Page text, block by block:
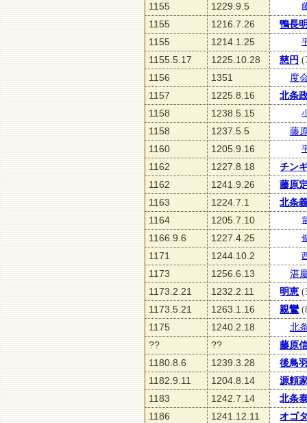
1155
1229.9.5
1155 1216.7.26
鴨長
1155
1214.1.25
1155.5.17 1225.10.28 慈円
1156
1351
度
1157
1225.8.16
北条
1158
1238.5.15
1158 1237.5.5
藤
1160
1205.9.16
1162 1227.8.18
チン
1162
1241.9.26
藤原
1163
1224.7.1
北条
1164
1205.7.10
1166.9.6 1227.4.25
1171 1244.10.2
1173 1256.6.13
湛
1173.2.21
1232.2.11 明恵
1173.5.21
1263.1.16 親鸞
1175
1240.2.18
北
??
??
藤原
1180.8.6
1239.3.28
後鳥
1182.9.11
1204.8.14
源頼
1183
1242.7.14
北条
1186
1241.12.11 オゴ